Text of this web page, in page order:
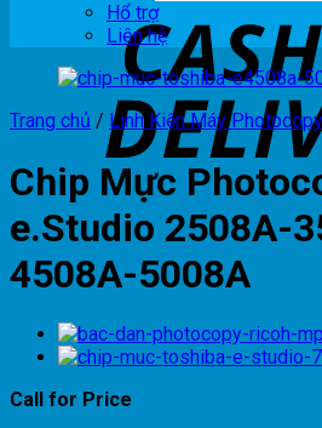
Hổ trợ
Liên hệ
Trang chủ / Linh Kiện Máy Photocopy
Chip Mực
e.Studio 2508A-
4508A-5008A
Call for Price